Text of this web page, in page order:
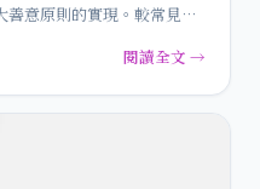
意原則的實現。較常見的
閱讀全文 →